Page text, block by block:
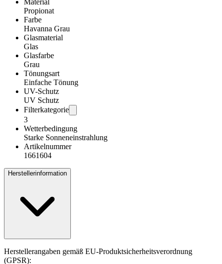
Material
Propionat
Farbe
Havanna Grau
Glasmaterial
Glas
Glasfarbe
Grau
Tönungsart
Einfache Tönung
UV-Schutz
UV Schutz
Filterkategorie
3
Wetterbedingung
Starke Sonneneinstrahlung
Artikelnummer
1661604
Herstellerinformation
Herstellerangaben gemäß EU-Produktsicherheitsverordnung
(GPSR):